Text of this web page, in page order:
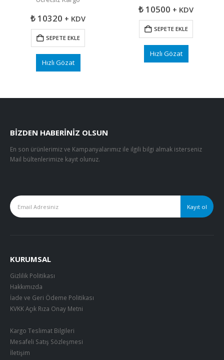
₺ 10320 + KDV
SEPETE EKLE
Hızlı Gözat
₺ 10500 + KDV
SEPETE EKLE
Hızlı Gözat
BIZDEN HABERINIZ OLSUN
En son ürünlerimiz ve Kampanyalarımız ile ilgili bilgi almak isterseniz
Mail bültenlerimize kayıt olunuz.
KURUMSAL
Gizlilik Politikası
Hakkımızda
İade ve Geri Ödeme Politikası
KVKK Açık Rıza Onay Metni
Kargo Teslimat Bilgileri
Mesafeli Satış Sözleşmesi
İletişim